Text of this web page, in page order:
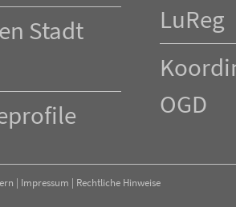
Stadt
LuReg
OGD
| Impressum | Rechtliche Hinweise